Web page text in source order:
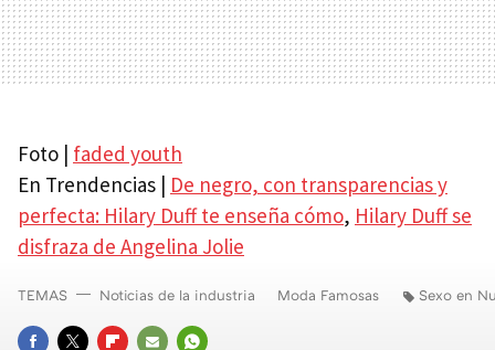
Foto | faded youth
En Trendencias | De negro, con transparencias y
perfecta: Hilary Duff te enseña cómo, Hilary Duff se
disfraza de Angelina Jolie
TEMAS Noticias de la industria Moda Famosas Sexo en